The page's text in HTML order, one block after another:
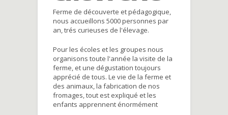
Ferme de découverte et pédagogique,
nous accueillons 5000 personnes par
an, trés curieuses de l'élevage.
Pour les écoles et les groupes nous
organisons toute l'année la visite de la
ferme, et une dégustation toujours
apprécié de tous. Le vie de la ferme et
des animaux, la fabrication de nos
fromages, tout est expliqué et les
enfants apprennent énormément